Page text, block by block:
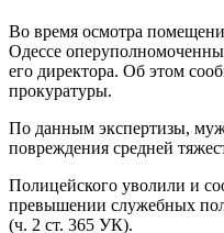
Во время осмотра
Одессе
его директора. Об этом
прокуратуры.
По данным экспертизы,
повреждения средней
Полицейского уволили и
превышении служебных
(ч. 2 ст. 365 УК).